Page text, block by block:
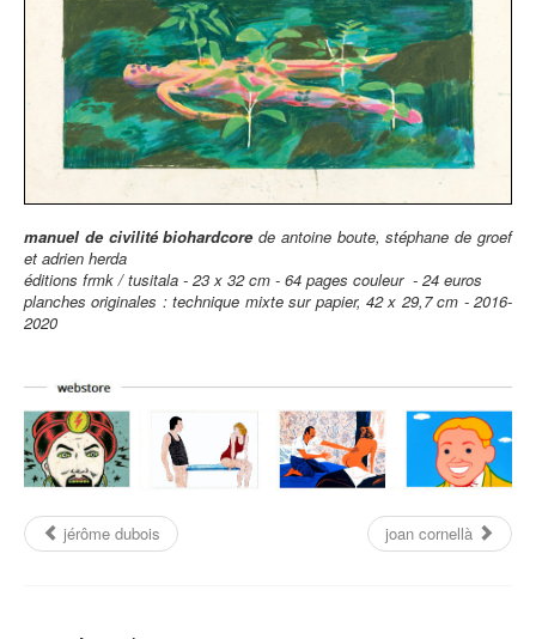
manuel de civilité biohardcore de antoine boute, stéphane de groef
et adrien herda
éditions frmk / tusitala - 23 x 32 cm - 64 pages couleur - 24 euros
planches originales : technique mixte sur papier, 42 x 29,7 cm - 2016-
2020
jérôme dubois joan cornellà